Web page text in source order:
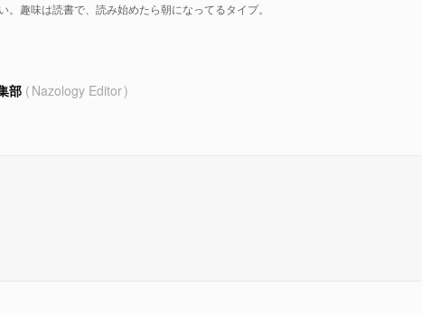
。趣味は読書で、読み始めたら朝になってるタイプ。
部 Nazology Editor